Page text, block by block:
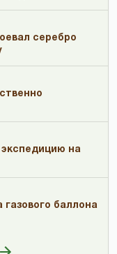
серебро
экспедицию на
баллона